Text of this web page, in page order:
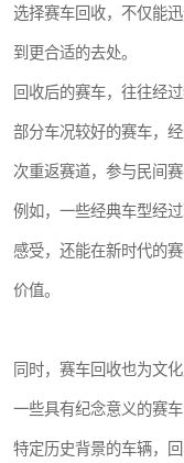
选择赛车回收，不仅能
到更合适的去处。
回收后的赛车，往往经
部分车况较好的赛车，
次重返赛道，参与民间
例如，一些经典车型经
感受，还能在新时代的
价值。
同时，赛车回收也为文
一些具有纪念意义的赛
特定历史背景的车辆，